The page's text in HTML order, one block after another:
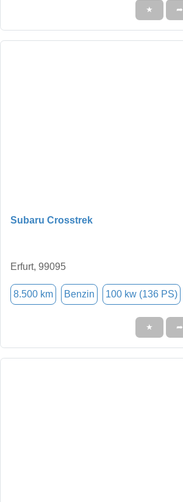
★ ➦
Subaru Crosstrek
Erfurt, 99095
8.500 km Benzin 100 kw (136 PS)
★ ➦